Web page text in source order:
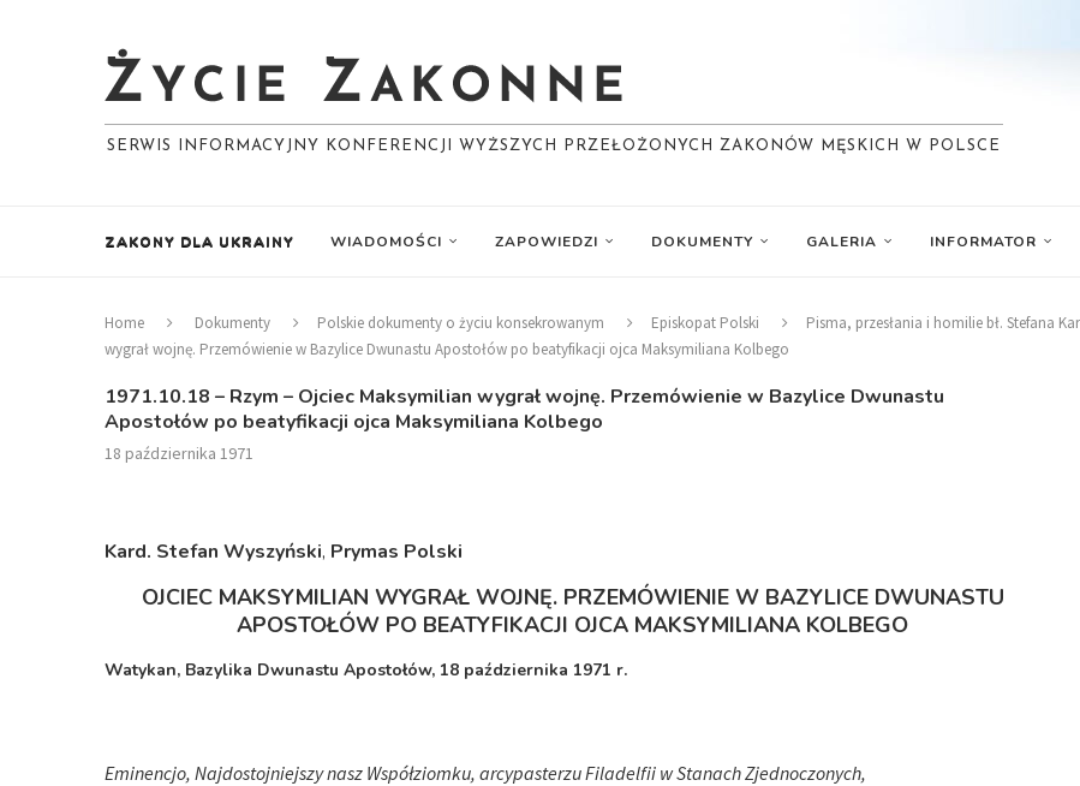
SERWIS INFORMACYJNY KONFERENCJI WYŻSZYCH PRZEŁOŻONYCH ZAKONÓW MĘSKICH W POLSCE
ZAKONY DLA UKRAINY WIADOMOŚCI ZAPOWIEDZI DOKUMENTY GALERIA INFORMATOR
Home Dokumenty Polskie dokumenty o życiu konsekrowanym Episkopat Polski Pisma, przesłania i homilie bł. Stefana
wygrał wojnę. Przemówienie w Bazylice Dwunastu Apostołów po beatyfikacji ojca Maksymiliana Kolbego
1971.10.18 – Rzym – Ojciec Maksymilian wygrał wojnę. Przemówienie w Bazylice Dwunastu
Apostołów po beatyfikacji ojca Maksymiliana Kolbego
18 października 1971
Kard. Stefan Wyszyński, Prymas Polski
OJCIEC MAKSYMILIAN WYGRAŁ WOJNĘ. PRZEMÓWIENIE W BAZYLICE DWUNASTU
APOSTOŁÓW PO BEATYFIKACJI OJCA MAKSYMILIANA KOLBEGO
Watykan, Bazylika Dwunastu Apostołów, 18 października 1971 r.
Eminencjo, Najdostojniejszy nasz Współziomku, arcypasterzu Filadelfii w Stanach Zjednoczonych,